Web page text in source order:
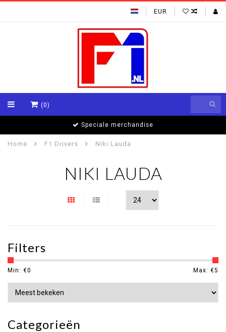
EUR
(0)
Speciale merchandise
Home F1 Drivers Niki Lauda
NIKI LAUDA
Filters
Min: €0 Max: €5
Categorieën